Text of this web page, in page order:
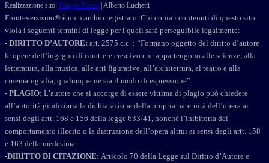
Realizzazione sito: Filippo Piazza | Alberto Luchetti
Fronteversismo® è un marchio registrato. Chi copia i contenuti di questo sito
viola i seguenti termini di legge per i quali sarà perseguibile legalmente:
- DIRITTO D’AUTORE: art. 2575 c.c. : “Formano oggetto del diritto d’autore
le opere dell’ingegno di carattere creativo che appartengono alle scienze, alla
letteratura, alla musica, alle arti figurative, all’architettura, al teatro e alla
cinematografia, qualunque ne sia il modo di espressione”.
- PLAGIO: L’autore che si accorge di essere vittima di plagio può chiedere
all’autorità giudiziaria la dichiarazione della propria paternità dell’opera ai
sensi degli artt. 168 e 156 della legge 633/41, nonché l’inibitoria del
comportamento illecito o la distruzione dell’opera altrui ai sensi degli artt. 158
e 163 della medesima.
-DIRITTO DI CITAZIONE: Articolo 70 della Legge sul Diritto d’Autore e